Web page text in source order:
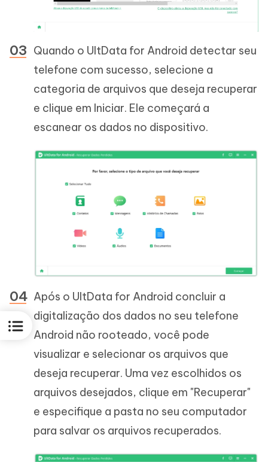
Quando o UltData for Android detectar seu
telefone com sucesso, selecione a
categoria de arquivos que deseja recuperar
e clique em Iniciar. Ele começará a
escanear os dados no dispositivo.
Após o UltData for Android concluir a
digitalização dos dados no seu telefone
Android não rooteado, você pode
visualizar e selecionar os arquivos que
deseja recuperar. Uma vez escolhidos os
arquivos desejados, clique em "Recuperar"
e especifique a pasta no seu computador
para salvar os arquivos recuperados.